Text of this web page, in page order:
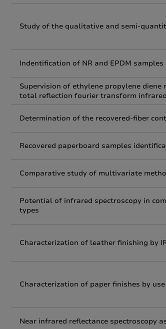
Study of the qualitative and semi-
Indentification of NR and EPDM
Supervision of ethylene propylene
total reflection fourier transform
Determination of the recovered-fiber
Recovered paperboard samples
Comparative study of multivariate
Potential of infrared spectroscopy in
types
Characterization of leather finishing by
Characterization of paper finishes by
Near infrared reflectance spectroscopy